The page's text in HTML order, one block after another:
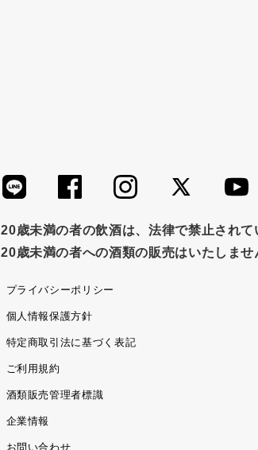
20歳未満の者の飲酒は、法律で禁止されて
20歳未満の者への酒類の販売はいたしませ
プライバシーポリシー
個人情報保護方針
特定商取引法に基づく表記
ご利用規約
酒類販売管理者標識
企業情報
お問い合わせ